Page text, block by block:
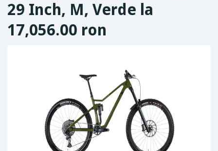
29 Inch, M, Verde la
17,056.00 ron